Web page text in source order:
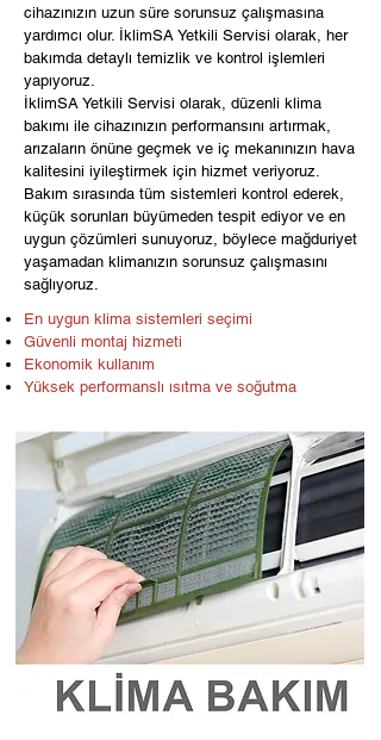
cihazınızın uzun süre sorunsuz çalışmasına
yardımcı olur. İklimSA Yetkili Servisi olarak, her
bakımda detaylı temizlik ve kontrol işlemleri
yapıyoruz.
İklimSA Yetkili Servisi olarak, düzenli klima
bakımı ile cihazınızın performansını artırmak,
arızaların önüne geçmek ve iç mekanınızın hava
kalitesini iyileştirmek için hizmet veriyoruz.
Bakım sırasında tüm sistemleri kontrol ederek,
küçük sorunları büyümeden tespit ediyor ve en
uygun çözümleri sunuyoruz, böylece mağduriyet
yaşamadan klimanızın sorunsuz çalışmasını
sağlıyoruz.
En uygun klima sistemleri seçimi
Güvenli montaj hizmeti
Ekonomik kullanım
Yüksek performanslı ısıtma ve soğutma